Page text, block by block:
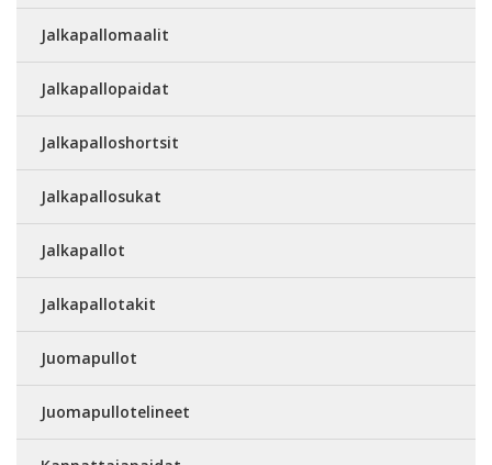
Jalkapallomaalit
Jalkapallopaidat
Jalkapalloshortsit
Jalkapallosukat
Jalkapallot
Jalkapallotakit
Juomapullot
Juomapullotelineet